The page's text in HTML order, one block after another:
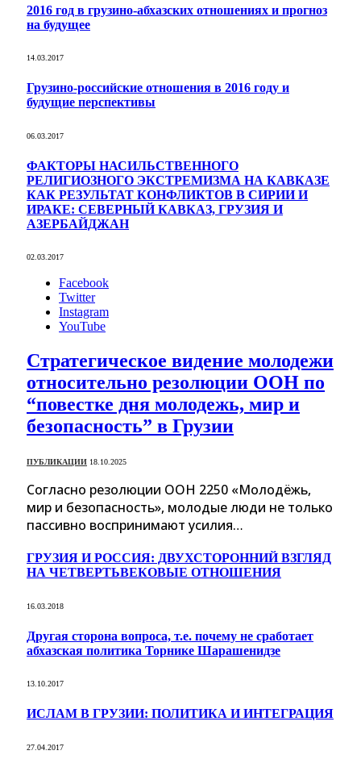
2016 год в грузино-абхазских отношениях и прогноз
на будущее
14.03.2017
Грузино-российские отношения в 2016 году и
будущие перспективы
06.03.2017
ФАКТОРЫ НАСИЛЬСТВЕННОГО
РЕЛИГИОЗНОГО ЭКСТРЕМИЗМА НА КАВКАЗЕ
КАК РЕЗУЛЬТАТ КОНФЛИКТОВ В СИРИИ И
ИРАКЕ: СЕВЕРНЫЙ КАВКАЗ, ГРУЗИЯ И
АЗЕРБАЙДЖАН
02.03.2017
Facebook
Twitter
Instagram
YouTube
Стратегическое видение молодежи
относительно резолюции ООН по
“повестке дня молодежь, мир и
безопасность” в Грузии
ПУБЛИКАЦИИ 18.10.2025
Согласно резолюции ООН 2250 «Молодёжь,
мир и безопасность», молодые люди не только
пассивно воспринимают усилия…
ГРУЗИЯ И РОССИЯ: ДВУХСТОРОННИЙ ВЗГЛЯД
НА ЧЕТВЕРТЬВЕКОВЫЕ ОТНОШЕНИЯ
16.03.2018
Другая сторона вопроса, т.е. почему не сработает
абхазская политика Торнике Шарашенидзе
13.10.2017
ИСЛАМ В ГРУЗИИ: ПОЛИТИКА И ИНТЕГРАЦИЯ
27.04.2017